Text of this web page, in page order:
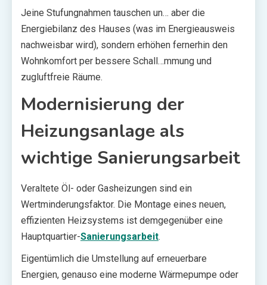
Jeine Stufungnahmen tauschen un… aber die
Energiebilanz des Hauses (was im Energieausweis
nachweisbar wird), sondern erhöhen fernerhin den
Wohnkomfort per bessere Schall…mmung und
zugluftfreie Räume.
Modernisierung der
Heizungsanlage als
wichtige Sanierungsarbeit
Veraltete Öl- oder Gasheizungen sind ein
Wertminderungsfaktor. Die Montage eines neuen,
effizienten Heizsystems ist demgegenüber eine
Hauptquartier-Sanierungsarbeit.
Eigentümlich die Umstellung auf erneuerbare
Energien, genauso eine moderne Wärmepumpe oder